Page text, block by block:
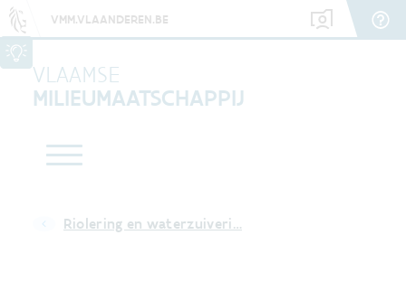
VMM.VLAANDEREN.BE
VLAAMSE
MILIEUMAATSCHAPPIJ
Riolering en waterzuiveri…